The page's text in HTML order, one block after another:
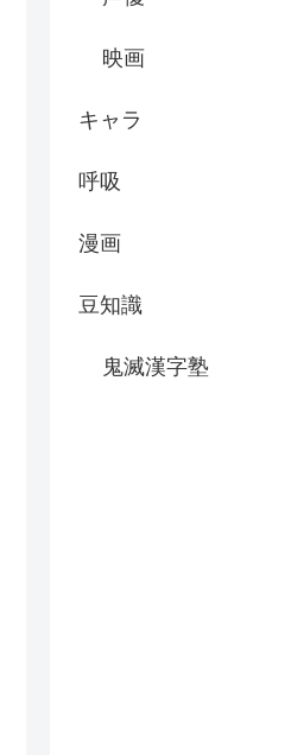
映画
キャラ
呼吸
漫画
豆知識
鬼滅漢字塾